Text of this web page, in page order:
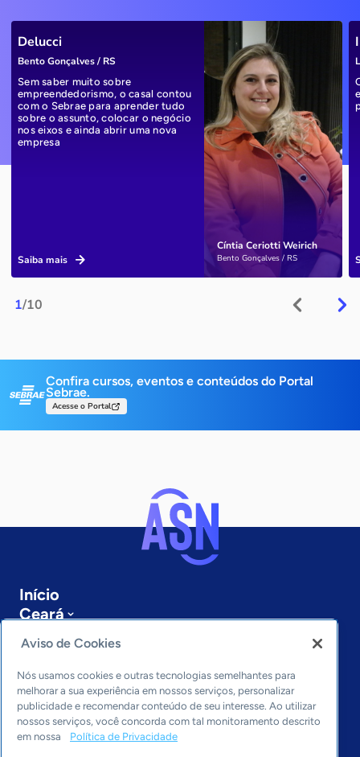
1/10
Cíntia Ceriotti Weirich
Bento Gonçalves / RS
Delucci
Bento Gonçalves / RS
Sem saber muito sobre
empreendedorismo, o casal contou
com o Sebrae para aprender tudo
sobre o assunto, colocar o negócio
nos eixos e ainda abrir uma nova
empresa
Saiba mais
Confira cursos, eventos e conteúdos do Portal
Sebrae.
Acesse o Portal
Início
Ceará
Sobre a ASN
Últimas notícias
Entre em contato
Editorias
Economia & Política
Inovação & Tecnologia
Aviso de Cookies
Nós usamos cookies e outras tecnologias semelhantes para
melhorar a sua experiência em nossos serviços, personalizar
publicidade e recomendar conteúdo de seu interesse. Ao utilizar
nossos serviços, você concorda com tal monitoramento descrito
em nossa
Política de Privacidade